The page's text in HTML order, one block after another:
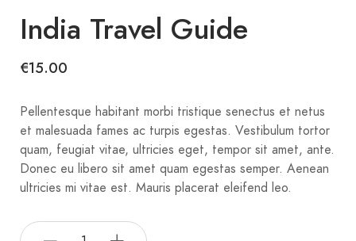
India Travel Guide
€15.00
Pellentesque habitant morbi tristique senectus et netus
et malesuada fames ac turpis egestas. Vestibulum tortor
quam, feugiat vitae, ultricies eget, tempor sit amet, ante.
Donec eu libero sit amet quam egestas semper. Aenean
ultricies mi vitae est. Mauris placerat eleifend leo.